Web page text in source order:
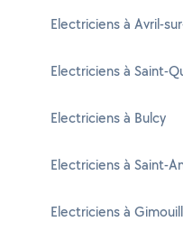
Electriciens à Avril-
Electriciens à Saint-
Electriciens à Bulcy
Electriciens à Saint-
Electriciens à